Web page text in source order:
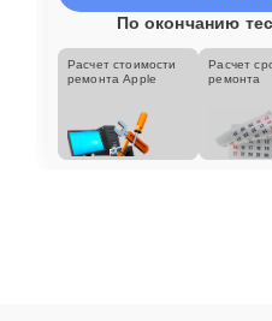
По окончанию
Расчет стоимости
ремонта Apple
Расчет
ремонта